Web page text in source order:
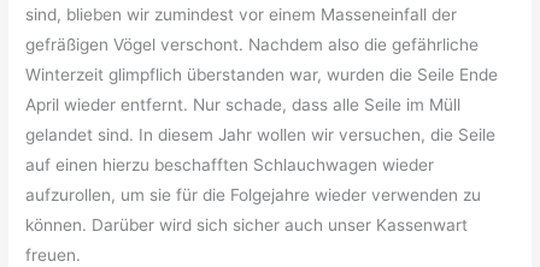
sind, blieben wir zumindest vor einem Masseneinfall der
gefräßigen Vögel verschont. Nachdem also die gefährliche
Winterzeit glimpflich überstanden war, wurden die Seile Ende
April wieder entfernt. Nur schade, dass alle Seile im Müll
gelandet sind. In diesem Jahr wollen wir versuchen, die Seile
auf einen hierzu beschafften Schlauchwagen wieder
aufzurollen, um sie für die Folgejahre wieder verwenden zu
können. Darüber wird sich sicher auch unser Kassenwart
freuen.